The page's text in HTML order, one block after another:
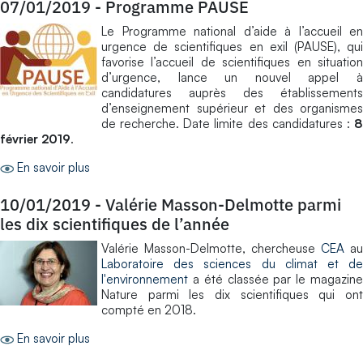
07/01/2019 - Programme PAUSE
Le Programme national d’aide à l’accueil en
urgence de scientifiques en exil (PAUSE), qui
favorise l’accueil de scientifiques en situation
d’urgence, lance un nouvel appel à
candidatures auprès des établissements
d’enseignement supérieur et des organismes
de recherche. Date limite des candidatures : 8
février 2019.
En savoir plus
10/01/2019 - Valérie Masson-Delmotte parmi
les dix scientifiques de l’année
Valérie Masson-Delmotte, chercheuse CEA au
Laboratoire des sciences du climat et de
l'environnement a été classée par le magazine
Nature parmi les dix scientifiques qui ont
compté en 2018.
En savoir plus